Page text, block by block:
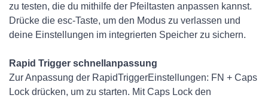
zu testen, die du mithilfe der Pfeiltasten anpassen kannst.
Drücke die esc-Taste, um den Modus zu verlassen und
deine Einstellungen im integrierten Speicher zu sichern.
Rapid Trigger schnellanpassung
Zur Anpassung der RapidTriggerEinstellungen: FN + Caps
Lock drücken, um zu starten. Mit Caps Lock den